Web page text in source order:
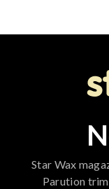
Star Wax
Parution